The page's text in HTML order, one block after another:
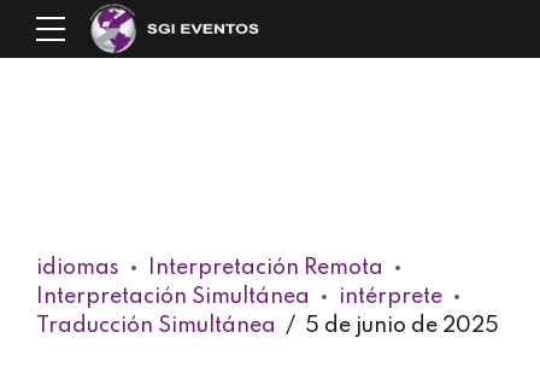
idiomas
Interpretación Remota
Interpretación Simultánea
intérprete
Traducción Simultánea
5 de junio de 2025